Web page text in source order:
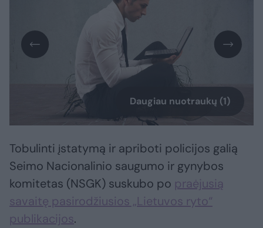
Daugiau nuotraukų (1)
Tobulinti įstatymą ir apriboti policijos galią
Seimo Nacionalinio saugumo ir gynybos
komitetas (NSGK) suskubo po praėjusią
savaitę pasirodžiusios „Lietuvos ryto“
publikacijos.